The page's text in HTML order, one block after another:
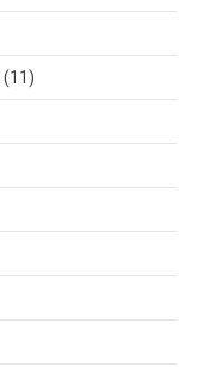
(11)